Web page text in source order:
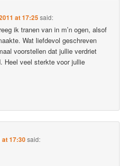
at 17:25said:
ik tranen van in m’n ogen, alsof
Wat liefdevol geschreven
voorstellen dat jullie verdriet
Heel veel sterkte voor jullie
at 17:30said: